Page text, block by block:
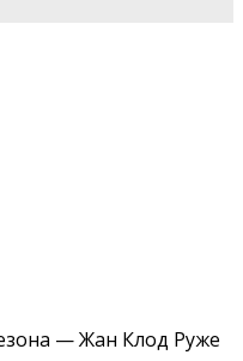
— Жан Клод Руже